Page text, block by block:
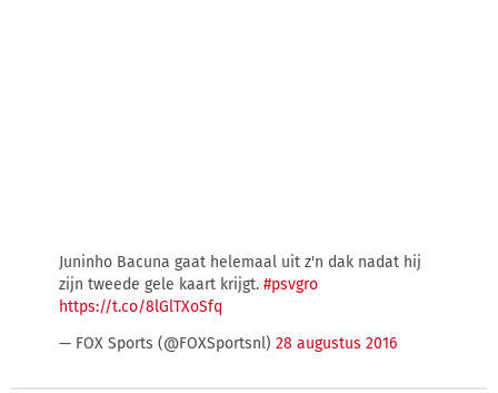
Juninho Bacuna gaat helemaal uit z'n dak nadat hij
zijn tweede gele kaart krijgt. #psvgro
https://t.co/8lGlTXoSfq
— FOX Sports (@FOXSportsnl) 28 augustus 2016